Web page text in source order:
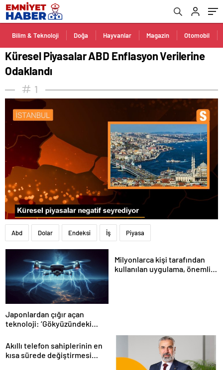
Bilim & Teknoloji Doğa Hayvanlar Magazin Otomobil
Küresel Piyasalar ABD Enflasyon Verilerine
Odaklandı
1
Abd Dolar Endeksi İş Piyasa
Japonlardan çığır açan
teknoloji: ‘Gökyüzündeki
Milyonlarca kişi tarafından
kullanılan uygulama, önemli
Akıllı telefon sahiplerinin en
kısa sürede değiştirmesi